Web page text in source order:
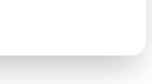
nehmen. Die Reise
East MacDonnell
der Ormiston Gorge
und dem Emily Gap,